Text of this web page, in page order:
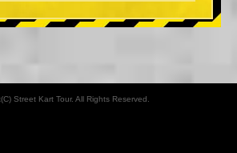
Street Kart Tour. All Rights Reserved.